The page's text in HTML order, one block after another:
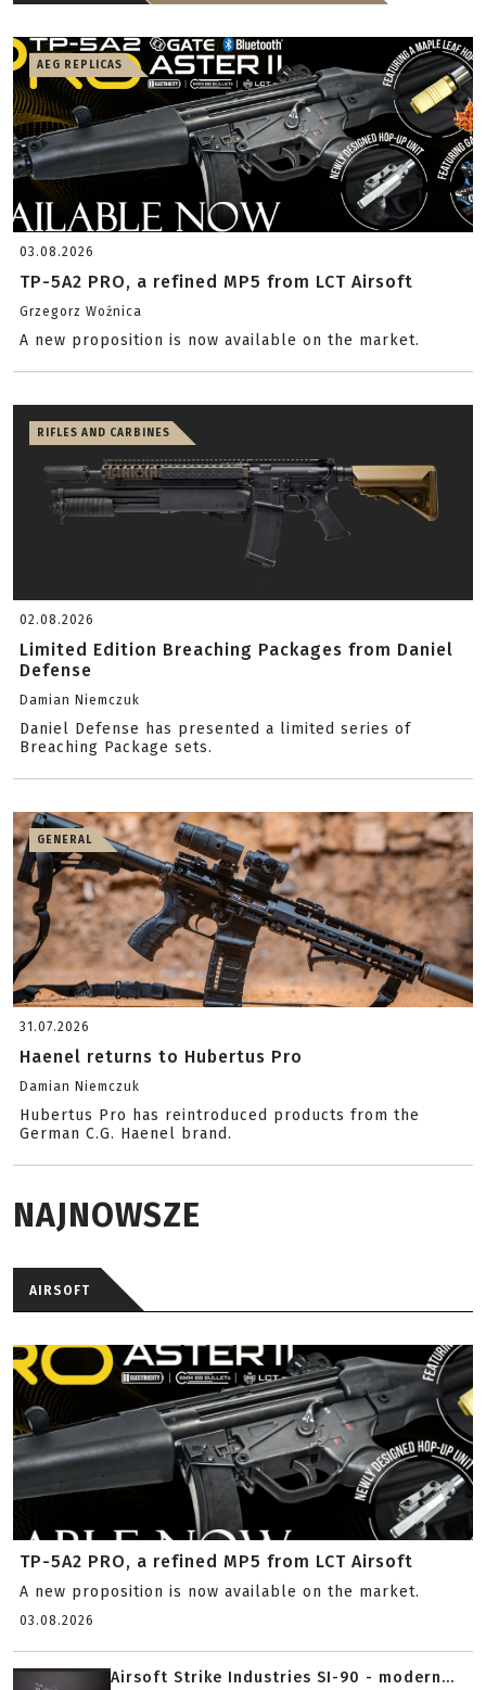
AEG REPLICAS
03.08.2026
TP-5A2 PRO, a refined MP5 from LCT Airsoft
Grzegorz Woźnica
A new proposition is now available on the market.
RIFLES AND CARBINES
02.08.2026
Limited Edition Breaching Packages from Daniel
Defense
Damian Niemczuk
Daniel Defense has presented a limited series of
Breaching Package sets.
GENERAL
31.07.2026
Haenel returns to Hubertus Pro
Damian Niemczuk
Hubertus Pro has reintroduced products from the
German C.G. Haenel brand.
NAJNOWSZE
AIRSOFT
TP-5A2 PRO, a refined MP5 from LCT Airsoft
A new proposition is now available on the market.
03.08.2026
Airsoft Strike Industries SI-90 - modern...